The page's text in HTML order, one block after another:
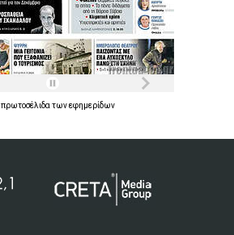
πρωτοσέλιδατωνεφημερίδων